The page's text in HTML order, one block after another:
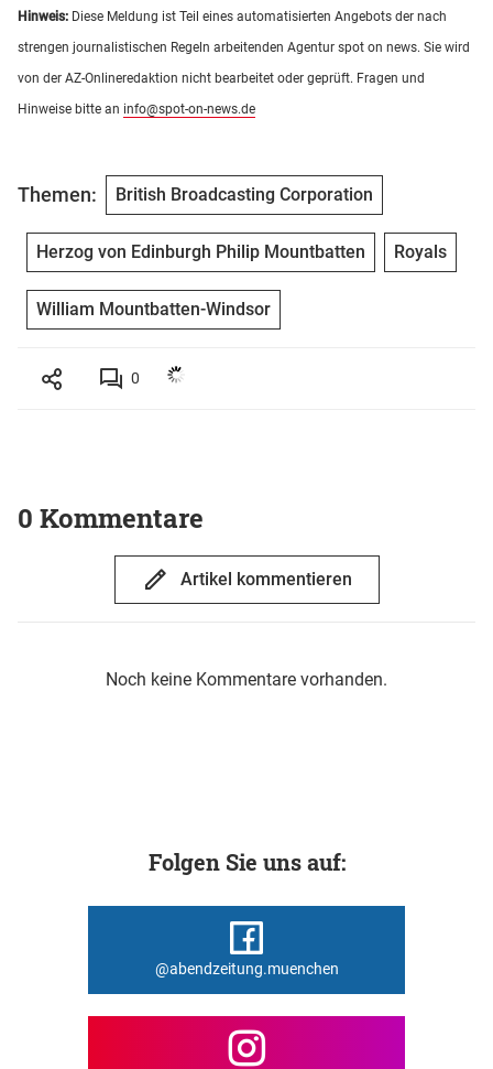
Hinweis: Diese Meldung ist Teil eines automatisierten Angebots der nach
strengen journalistischen Regeln arbeitenden Agentur spot on news. Sie wird
von der AZ-Onlineredaktion nicht bearbeitet oder geprüft. Fragen und
Hinweise bitte an info@spot-on-news.de
Themen: British Broadcasting Corporation
Herzog von Edinburgh Philip Mountbatten Royals
William Mountbatten-Windsor
0
0 Kommentare
Artikel kommentieren
Noch keine Kommentare vorhanden.
Folgen Sie uns auf:
@abendzeitung.muenchen